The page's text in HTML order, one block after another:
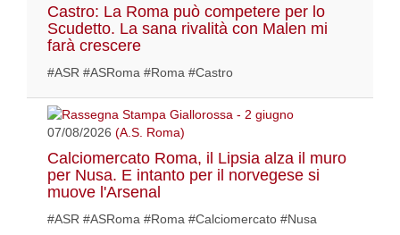
Castro: La Roma può competere per lo
Scudetto. La sana rivalità con Malen mi
farà crescere
#ASR #ASRoma #Roma #Castro
07/08/2026 (A.S. Roma)
Calciomercato Roma, il Lipsia alza il muro
per Nusa. E intanto per il norvegese si
muove l'Arsenal
#ASR #ASRoma #Roma #Calciomercato #Nusa